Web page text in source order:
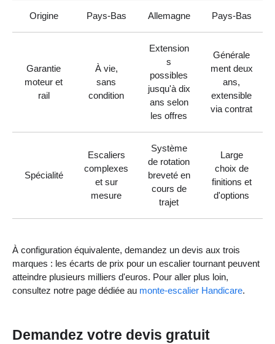
Origine Pays-Bas Allemagne Pays-Bas
Garantie
moteur et
rail
À vie,
sans
condition
Extension
s
possibles
jusqu'à dix
ans selon
les offres
Générale
ment deux
ans,
extensible
via contrat
Spécialité
Escaliers
complexes
et sur
mesure
Système
de rotation
breveté en
cours de
trajet
Large
choix de
finitions et
d'options
À configuration équivalente, demandez un devis aux trois
marques : les écarts de prix pour un escalier tournant peuvent
atteindre plusieurs milliers d'euros. Pour aller plus loin,
consultez notre page dédiée au monte-escalier Handicare.
Demandez votre devis gratuit